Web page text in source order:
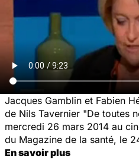
Jacques Gamblin et Fabien
de Nils Tavernier "De toutes
mercredi 26 mars 2014 au
du Magazine de la santé, le
En savoir plus